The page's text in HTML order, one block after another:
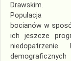
Drawskim.
Populacja
bocianów w
ich jeszcze